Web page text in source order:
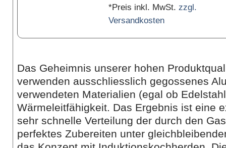
*Preis inkl. MwSt. zzgl.
Versandkosten
Das Geheimnis unserer hohen
verwenden ausschliesslich gegossenes
verwendeten Materialien (egal ob
Wärmeleitfähigkeit. Das Ergebnis ist eine
sehr schnelle Verteilung der durch den
perfektes Zubereiten unter